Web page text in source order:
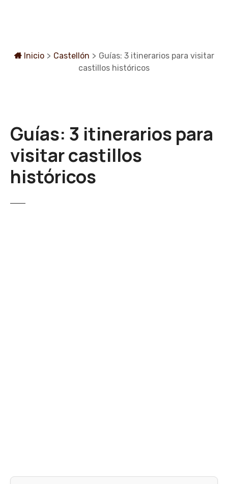
Inicio > Castellón > Guías: 3 itinerarios para visitar
castillos históricos
Guías: 3 itinerarios para
visitar castillos
históricos